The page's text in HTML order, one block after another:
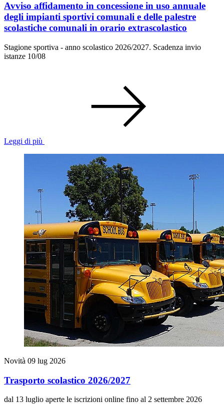
Avviso affidamento in concessione in uso annuale
degli impianti sportivi comunali e delle palestre
scolastiche comunali in orario extrascolastico
Stagione sportiva - anno scolastico 2026/2027. Scadenza invio
istanze 10/08
Leggi di più
Novità 09 lug 2026
Trasporto scolastico 2026/2027
dal 13 luglio aperte le iscrizioni online fino al 2 settembre 2026